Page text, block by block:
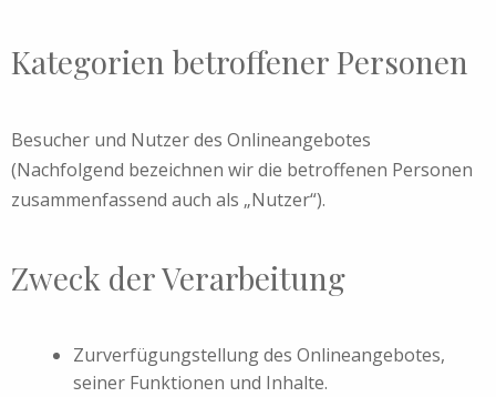
Kategorien betroffener Personen
Besucher und Nutzer des Onlineangebotes
(Nachfolgend bezeichnen wir die betroffenen Personen
zusammenfassend auch als „Nutzer“).
Zweck der Verarbeitung
Zurverfügungstellung des Onlineangebotes,
seiner Funktionen und Inhalte.